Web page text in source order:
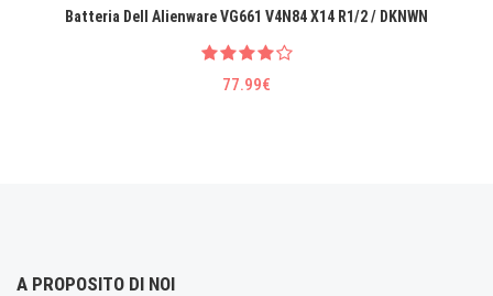
Batteria Dell Alienware VG661 V4N84 X14 R1/2 / DKNWN
77.99€
A PROPOSITO DI NOI